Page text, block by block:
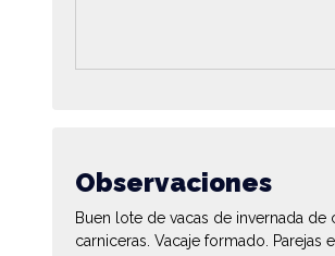
Observaciones
Buen lote de vacas de invernada de
carniceras. Vacaje formado. Parejas